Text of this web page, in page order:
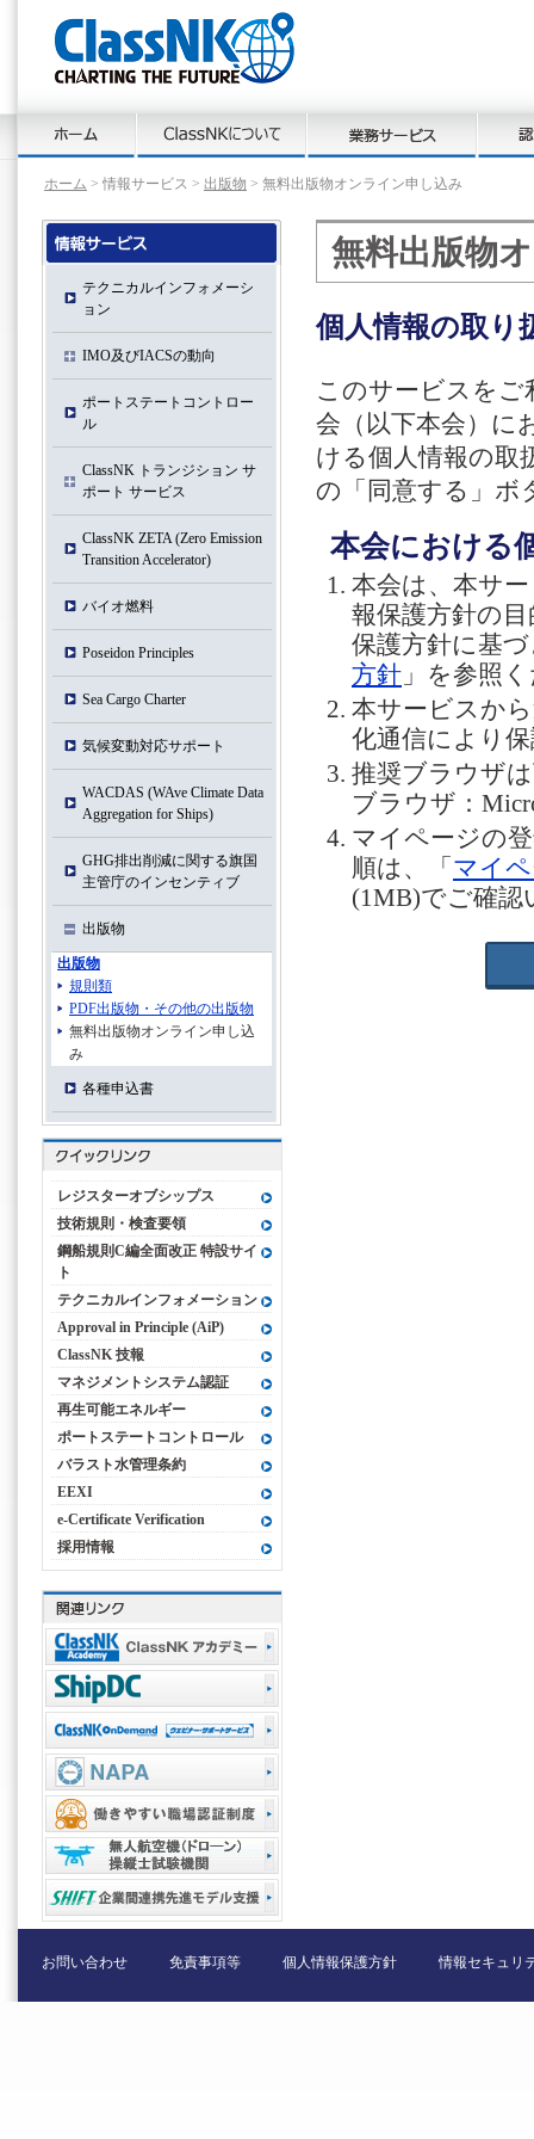
ホーム > 情報サービス > 出版物 > 無料出版物オンライン申し込み
無料出版物
個人情報の取り
このサービスをご
会（以下本会）に
ける個人情報の取
の「同意する」ボ
本会における
本会は、本サ
報保護方針の
保護方針に基
方針 」を参照
本サービスから
化通信により
推奨ブラウザ
ブラウザ：
マイページの
順は、「 マイ
(1MB)でご確
テクニカルインフォメーシ
ョン
IMO及びIACSの動向
ポートステートコントロー
ル
ClassNK トランジション サ
ポート サービス
ClassNK ZETA (Zero Emission
Transition Accelerator)
バイオ燃料
Poseidon Principles
Sea Cargo Charter
気候変動対応サポート
WACDAS (WAve Climate Data
Aggregation for Ships)
GHG排出削減に関する旗国
主管庁のインセンティブ
出版物
出版物
規則類
PDF出版物・その他の出版物
無料出版物オンライン申し込
み
各種申込書
レジスターオブシップス
技術規則・検査要領
鋼船規則C編全面改正 特設サイ
ト
テクニカルインフォメーション
Approval in Principle (AiP)
ClassNK 技報
マネジメントシステム認証
再生可能エネルギー
ポートステートコントロール
バラスト水管理条約
EEXI
e-Certificate Verification
採用情報
お問い合わせ 免責事項等 個人情報保護方針 情報セキュリ